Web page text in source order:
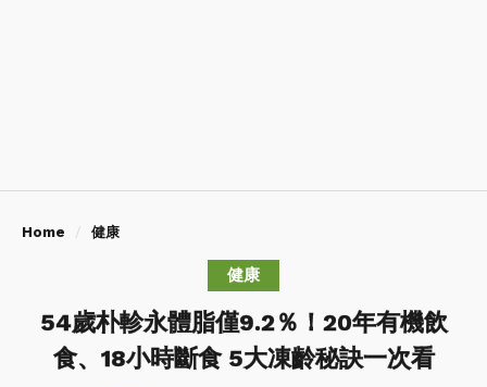
Home 健康
健康
54歲朴軫永體脂僅9.2％！20年有機飲
食、18小時斷食 5大凍齡秘訣一次看